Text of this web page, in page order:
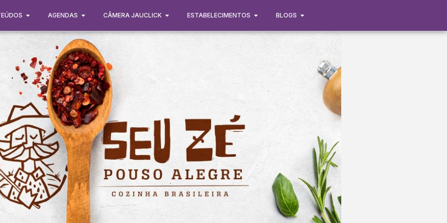
AGENDAS CÂMERA JAUCLICK ESTABELECIMENTOS BLOGS